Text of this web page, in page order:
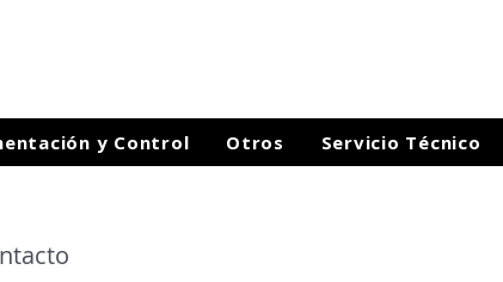
y Control Otros Servicio Técnico